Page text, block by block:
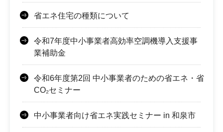
省エネ住宅の種類について
令和7年度中小事業者高効率空調機導入支援事
業補助金
令和6年度第2回 中小事業者のための省エネ・省
CO₂セミナー
中小事業者向け省エネ実践セミナー in 和泉市